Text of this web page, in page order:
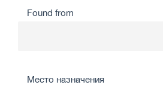
Found from
Место назначения